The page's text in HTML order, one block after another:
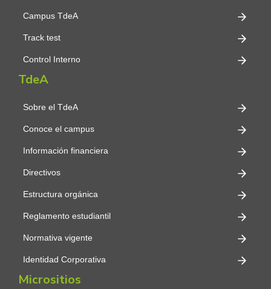
Campus TdeA
Track test
Control Interno
TdeA
Sobre el TdeA
Conoce el campus
Información financiera
Directivos
Estructura orgánica
Reglamento estudiantil
Normativa vigente
Identidad Corporativa
Micrositios